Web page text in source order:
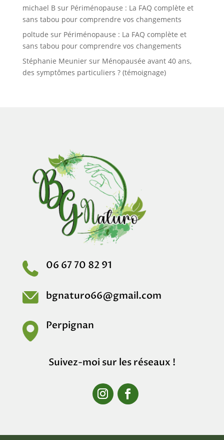
michael Bsur Périménopause : La FAQ complète et
sans tabou pour comprendre vos changements
poltude sur Périménopause : La FAQ complète et
sans tabou pour comprendre vos changements
Stéphanie Meuniersur Ménopausée avant 40 ans,
des symptômes particuliers ? (témoignage)
06 67 70 82 91
bgnaturo66@gmail.com
Perpignan
Suivez-moi sur les réseaux !